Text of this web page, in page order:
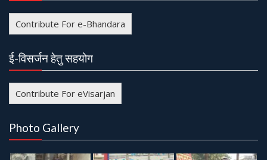
i
o
n
Contribute For e-Bhandara
ई-विसर्जन हेतु सहयोग
Contribute For eVisarjan
Photo Gallery